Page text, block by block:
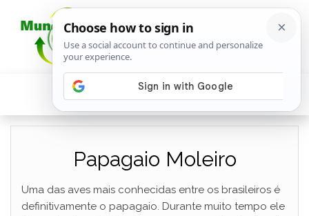
Papagaio Moleiro
Uma das aves mais conhecidas entre os brasileiros é
definitivamente o papagaio. Durante muito tempo ele